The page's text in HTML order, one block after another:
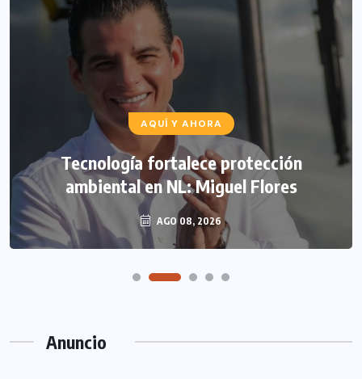
AQUÍ Y AHORA
Tecnología fortalece protección
ambiental en NL: Miguel Flores
AGO 08, 2026
Anuncio